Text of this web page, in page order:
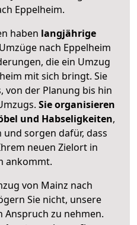
Eppelheim.
haben langjährige
nach Eppelheim
die ein Umzug
mit sich bringt. Sie
von der Planung bis hin
Sie organisieren
und Habseligkeiten,
und sorgen dafür, dass
neuen Zielort in
ankommt.
von Mainz nach
Sie nicht, unsere
Anspruch zu nehmen.